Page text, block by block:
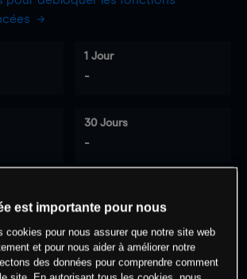
1 Jour
-
30 Jours
-
ont une position à
est importante pour nous
cookies pour nous assurer que notre site web
et pour nous aider à améliorer notre
des données pour comprendre comment